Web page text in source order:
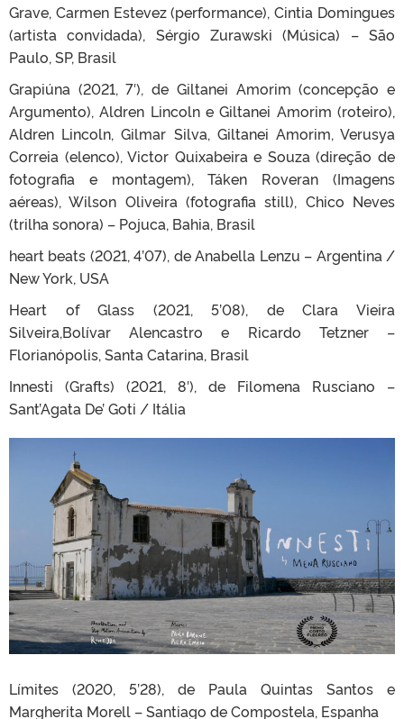
Grave, Carmen Estevez (performance), Cintia Domingues
(artista convidada), Sérgio Zurawski (Música) – São
Paulo, SP, Brasil
Grapiúna (2021, 7′), de Giltanei Amorim (concepção e
Argumento), Aldren Lincoln e Giltanei Amorim (roteiro),
Aldren Lincoln, Gilmar Silva, Giltanei Amorim, Verusya
Correia (elenco), Victor Quixabeira e Souza (direção de
fotografia e montagem), Táken Roveran (Imagens
aéreas), Wilson Oliveira (fotografia still), Chico Neves
(trilha sonora) – Pojuca, Bahia, Brasil
heart beats (2021, 4’07), de Anabella Lenzu – Argentina /
New York, USA
Heart of Glass (2021, 5’08), de Clara Vieira
Silveira,Bolívar Alencastro e Ricardo Tetzner –
Florianópolis, Santa Catarina, Brasil
Innesti (Grafts) (2021, 8′), de Filomena Rusciano –
Sant’Agata De’ Goti / Itália
Límites (2020, 5’28), de Paula Quintas Santos e
Margherita Morell – Santiago de Compostela, Espanha